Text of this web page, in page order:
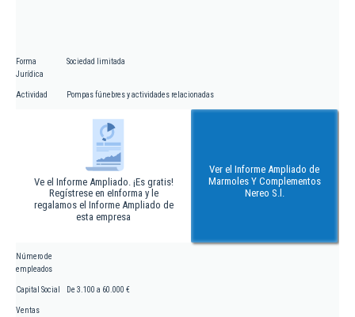
Forma
Jurídica
Sociedad limitada
Actividad Pompas fúnebres y actividades relacionadas
Ve el Informe Ampliado. ¡Es gratis!
Regístrese en eInforma y le
regalamos el Informe Ampliado de
esta empresa
Ver el Informe Ampliado de
Marmoles Y Complementos
Nereo S.l.
Número de
empleados
Capital Social De 3.100 a 60.000 €
Ventas